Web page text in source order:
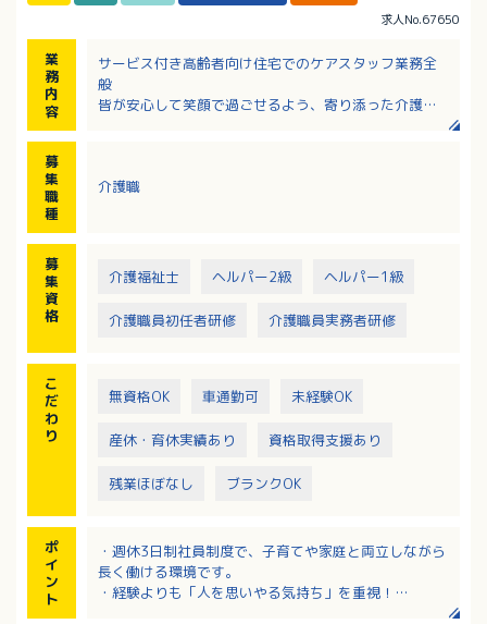
求人No.67650
業
務
内
容
サービス付き高齢者向け住宅でのケアスタッフ業務全
般
皆が安心して笑顔で過ごせるよう、寄り添った介護を
利用者との会話がしたい方にお勧め住宅部門（最大定
募
集
職
種
介護職
募
集
資
格
介護福祉士 ヘルパー2級 ヘルパー1級
介護職員初任者研修 介護職員実務者研修
こ
だ
わ
り
無資格OK 車通勤可 未経験OK
産休・育休実績あり 資格取得支援あり
残業ほぼなし ブランクOK
ポ
イ
ン
ト
・週休3日制社員制度で、子育てや家庭と両立しながら
長く働ける環境です。
・経験よりも「人を思いやる気持ち」を重視！